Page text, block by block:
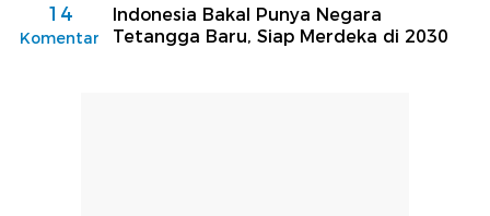
14
Komentar
Indonesia Bakal Punya Negara
Tetangga Baru, Siap Merdeka di 2030